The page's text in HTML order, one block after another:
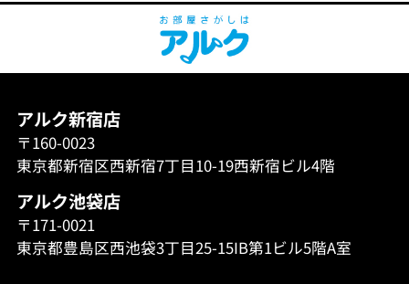
アルク新宿店
〒160-0023
東京都新宿区西新宿7丁目10-19西新宿ビル4階
アルク池袋店
〒171-0021
東京都豊島区西池袋3丁目25-15IB第1ビル5階A室